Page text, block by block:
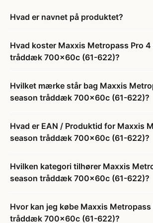
Hvad er navnet på produktet?
Hvad koster Maxxis Metropass Pro 4
tråddæk 700x60c (61-622)?
Hvilket mærke står bag Maxxis
season tråddæk 700x60c (61-622)?
Hvad er EAN / Produktid for Maxxis
season tråddæk 700x60c (61-622)?
Hvilken kategori tilhører Maxxis
season tråddæk 700x60c (61-622)?
Hvor kan jeg købe Maxxis Metropass
tråddæk 700x60c (61-622)?